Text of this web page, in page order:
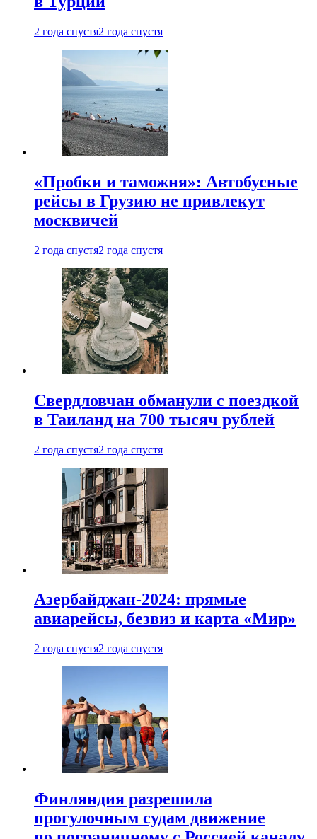
2 года спустя2 года спустя
«Пробки и таможня»: Автобусные
рейсы в Грузию не привлекут
москвичей
2 года спустя2 года спустя
Свердловчан обманули с поездкой
в Таиланд на 700 тысяч рублей
2 года спустя2 года спустя
Азербайджан-2024: прямые
авиарейсы, безвиз и карта «Мир»
2 года спустя2 года спустя
Финляндия разрешила
прогулочным судам движение